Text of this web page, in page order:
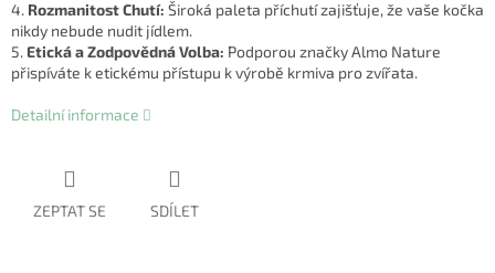
4. Rozmanitost Chutí: Široká paleta příchutí zajišťuje, že vaše kočka
nikdy nebude nudit jídlem.
5. Etická a Zodpovědná Volba: Podporou značky Almo Nature
přispíváte k etickému přístupu k výrobě krmiva pro zvířata.
Detailní informace
ZEPTAT SE SDÍLET